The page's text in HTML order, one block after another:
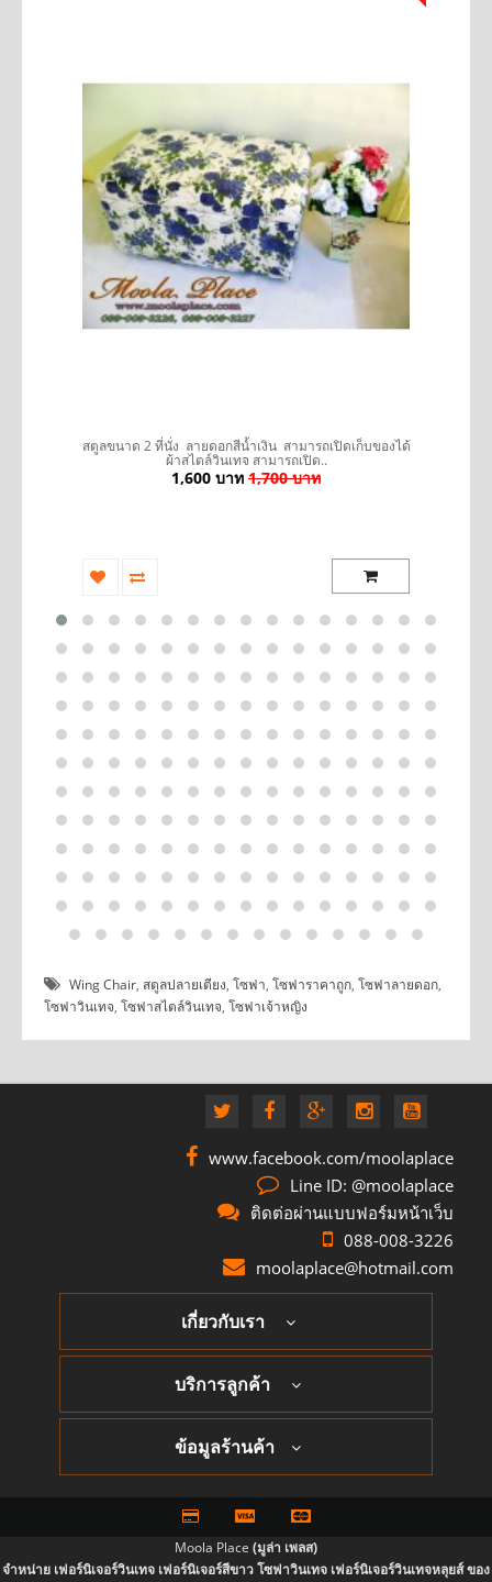
สตูลขนาด 2 ที่นั่ง ลายดอกสีน้ำเงิน สามารถเปิดเก็บของได้
ผ้าสไตล์วินเทจ สามารถเปิด..
1,600 บาท 1,700 บาท
Wing Chair, สตูลปลายเตียง, โซฟา, โซฟาราคาถูก, โซฟาลายดอก,
โซฟาวินเทจ, โซฟาสไตล์วินเทจ, โซฟาเจ้าหญิง
www.facebook.com/moolaplace
Line ID: @moolaplace
ติดต่อผ่านแบบฟอร์มหน้าเว็บ
088-008-3226
moolaplace@hotmail.com
เกี่ยวกับเรา
บริการลูกค้า
ข้อมูลร้านค้า
Moola Place (มูล่า เพลส)
จำหน่าย เฟอร์นิเจอร์วินเทจ เฟอร์นิเจอร์สีขาว โซฟาวินเทจ เฟอร์นิเจอร์วินเทจหลุยส์ ของ